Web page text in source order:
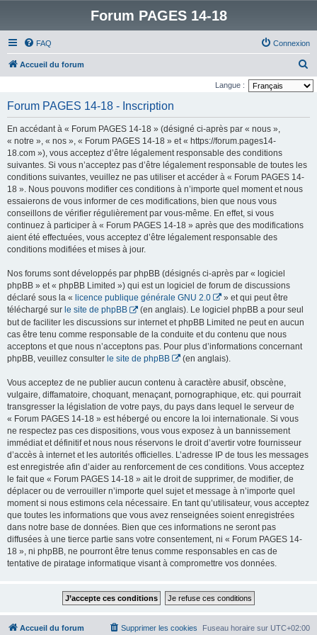
Forum PAGES 14-18
FAQ Connexion
Accueil du forum
e
Langue :
Forum PAGES 14-18 - Inscription
En accédant à « Forum PAGES 14-18 » (désigné ci-après par « nous »,
« notre », « nos », « Forum PAGES 14-18 » et « https://forum.pages14-
18.com »), vous acceptez d’être légalement responsable des conditions
suivantes. Si vous n’acceptez pas d’être légalement responsable de toutes les
conditions suivantes, veuillez ne pas utiliser et accéder à « Forum PAGES 14-
18 ». Nous pouvons modifier ces conditions à n’importe quel moment et nous
essaierons de vous informer de ces modifications, bien que nous vous
conseillons de vérifier régulièrement par vous-même. En effet, si vous
continuez à participer à « Forum PAGES 14-18 » après que des modifications
aient été effectuées, vous acceptez d’être légalement responsable des
conditions modifiées et mises à jour.
Nos forums sont développés par phpBB (désignés ci-après par « logiciel
phpBB » et « phpBB Limited ») qui est un logiciel de forum de discussions
déclaré sous la « licence publique générale GNU 2.0
» et qui peut être
téléchargé sur le site de phpBB
(en anglais). Le logiciel phpBB a pour seul
but de faciliter les discussions sur internet et phpBB Limited ne peut en aucun
cas être tenu comme responsable de la conduite et du contenu que nous
acceptons et que nous n’acceptons pas. Pour plus d’informations concernant
phpBB, veuillez consulter le site de phpBB (en anglais).
Vous acceptez de ne publier aucun contenu à caractère abusif, obscène,
vulgaire, diffamatoire, choquant, menaçant, pornographique, etc. qui pourrait
transgresser la législation de votre pays, du pays dans lequel le serveur de
« Forum PAGES 14-18 » est hébergé ou encore la loi internationale. Si vous
ne respectez pas ces dispositions, vous vous exposez à un bannissement
immédiat et définitif et nous nous réservons le droit d’avertir votre fournisseur
d’accès à internet et les autorités officielles. L’adresse IP de tous les messages
est enregistrée afin d’aider au renforcement de ces conditions. Vous acceptez
le fait que « Forum PAGES 14-18 » ait le droit de supprimer, de modifier, de
déplacer ou de verrouiller n’importe quel sujet et message à n’importe quel
moment si nous estimons cela nécessaire. En tant qu’utilisateur, vous acceptez
que toutes les informations que vous avez renseignées soient enregistrées
dans notre base de données. Bien que ces informations ne seront pas
diffusées à une tierce partie sans votre consentement, ni « Forum PAGES 14-
18 », ni phpBB, ne pourront être tenus comme responsables en cas de
tentative de piratage informatique visant à compromettre vos données.
Accueil du forum Fuseau horaire sur UTC+02:00
Supprimer les cookies